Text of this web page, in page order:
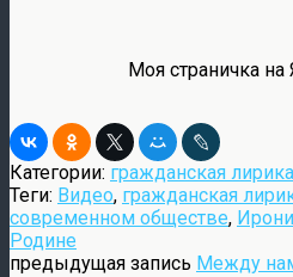
Моя страничка
Категории: гражданская лирика
Теги: Видео, гражданская
современном обществе,
Родине
предыдущая запись Между